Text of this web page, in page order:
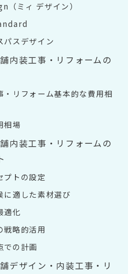
ミィ デザイン）
パスデザイン
内装工事・リフォームの
・リフォーム基本的な費用相
相場
内装工事・リフォームの
プトの設定
に適した素材選び
適化
戦略的活用
での計画
デザイン・内装工事・リ